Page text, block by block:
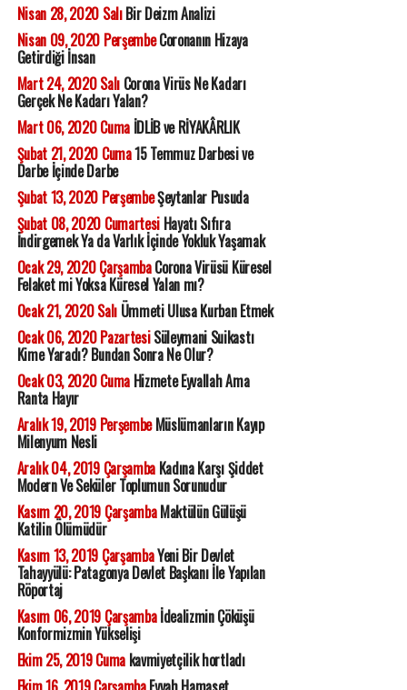
Nisan 28, 2020 SalıBir Deizm Analizi
Nisan 09, 2020 PerşembeCoronanın Hizaya
Getirdiği İnsan
Mart 24, 2020 SalıCorona Virüs Ne Kadarı
Gerçek Ne Kadarı Yalan?
Mart 06, 2020 CumaİDLİB ve RİYAKÂRLIK
Şubat 21, 2020 Cuma15 Temmuz Darbesi ve
Darbe İçinde Darbe
Şubat 13, 2020 PerşembeŞeytanlar Pusuda
Şubat 08, 2020 CumartesiHayatı Sıfıra
İndirgemek Ya da Varlık İçinde Yokluk Yaşamak
Ocak 29, 2020 ÇarşambaCorona Virüsü Küresel
Felaket mi Yoksa Küresel Yalan mı?
Ocak 21, 2020 SalıÜmmeti Ulusa Kurban Etmek
Ocak 06, 2020 PazartesiSüleymani Suikastı
Kime Yaradı? Bundan Sonra Ne Olur?
Ocak 03, 2020 CumaHizmete Eyvallah Ama
Ranta Hayır
Aralık 19, 2019 PerşembeMüslümanların Kayıp
Milenyum Nesli
Aralık 04, 2019 ÇarşambaKadına Karşı Şiddet
Modern Ve Seküler Toplumun Sorunudur
Kasım 20, 2019 ÇarşambaMaktülün Gülüşü
Katilin Ölümüdür
Kasım 13, 2019 ÇarşambaYeni Bir Devlet
Tahayyülü: Patagonya Devlet Başkanı İle Yapılan
Röportaj
Kasım 06, 2019 Çarşambaİdealizmin Çöküşü
Konformizmin Yükselişi
Ekim 25, 2019 Cumakavmiyetçilik hortladı